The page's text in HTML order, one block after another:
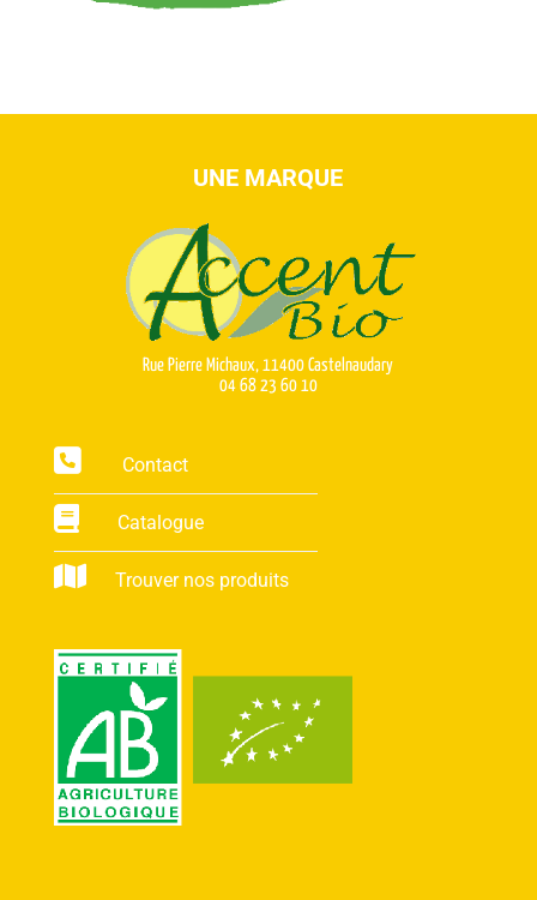
UNE MARQUE
Rue Pierre Michaux, 11400 Castelnaudary
04 68 23 60 10
Contact
Catalogue
Trouver nos produits